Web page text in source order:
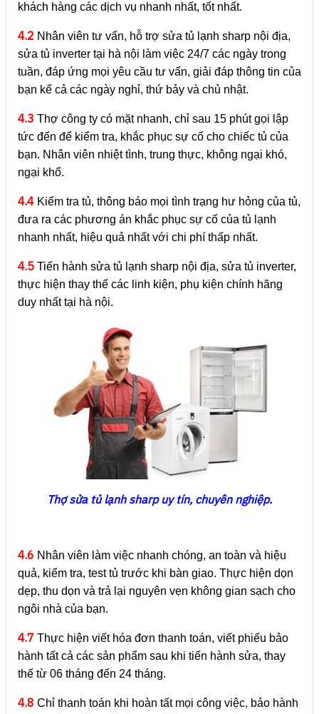
khách hàng các dịch vụ nhanh nhất, tốt nhất.
4.2 Nhân viên tư vấn, hỗ trợ sửa tủ lạnh sharp nội địa,
sửa tủ inverter tại hà nội làm việc 24/7 các ngày trong
tuần, đáp ứng mọi yêu cầu tư vấn, giải đáp thông tin của
bạn kể cả các ngày nghỉ, thứ bảy và chủ nhật.
4.3 Thợ công ty có mặt nhanh, chỉ sau 15 phút gọi lập
tức đến để kiểm tra, khắc phục sự cố cho chiếc tủ của
bạn. Nhân viên nhiệt tình, trung thực, không ngại khó,
ngại khổ.
4.4 Kiểm tra tủ, thông báo mọi tình trạng hư hỏng của tủ,
đưa ra các phương án khắc phục sự cố của tủ lạnh
nhanh nhất, hiệu quả nhất với chi phí thấp nhất.
4.5 Tiến hành sửa tủ lạnh sharp nội địa, sửa tủ inverter,
thực hiện thay thế các linh kiện, phụ kiện chính hãng
duy nhất tại hà nội.
Thợ sửa tủ lạnh sharp uy tín, chuyên nghiệp.
4.6 Nhân viên làm việc nhanh chóng, an toàn và hiệu
quả, kiểm tra, test tủ trước khi bàn giao. Thực hiện dọn
dẹp, thu dọn và trả lại nguyên vẹn không gian sạch cho
ngôi nhà của bạn.
4.7 Thực hiện viết hóa đơn thanh toán, viết phiếu bảo
hành tất cả các sản phẩm sau khi tiến hành sửa, thay
thế từ 06 tháng đến 24 tháng.
4.8 Chỉ thanh toán khi hoàn tất mọi công việc, bảo hành